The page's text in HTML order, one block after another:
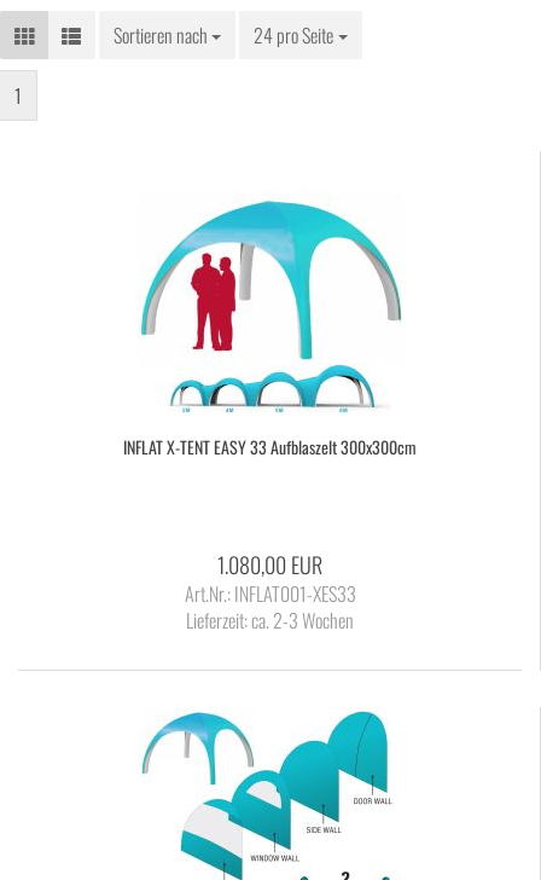
Sortieren nach
Sortieren nach 24 pro Seite
pro Seite
1
IN­FLAT X-​TENT EASY 33 Auf­blas­zelt 300x300cm
1.080,00 EUR
Art.Nr.: INFLAT001-XES33
Lieferzeit:ca. 2-3 Wochen